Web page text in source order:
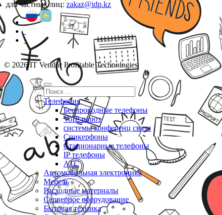
для частных лиц: zakaz@idp.kz
© 2026 IT Vendor Profitable Technologies
Телефония
Беспроводные телефоны
VoIP-шлюз
системы конференц связи
Спикерфоны
Стационарные телефоны
IP телефоны
АТС
Автомобильная электроника
Мебель
Расходные материалы
Серверное оборудование
Бытовая техника